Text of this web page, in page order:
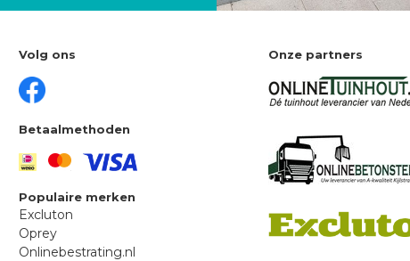
Volg ons
Betaalmethoden
Populaire merken
Excluton
Oprey
Onlinebestrating.nl
Onze partners